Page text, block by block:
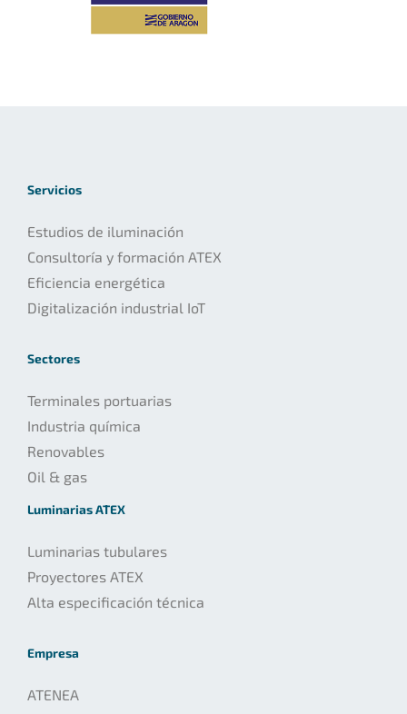
Servicios
Estudios de iluminación
Consultoría y formación ATEX
Eficiencia energética
Digitalización industrial IoT
Sectores
Terminales portuarias
Industria química
Renovables
Oil & gas
Luminarias ATEX
Luminarias tubulares
Proyectores ATEX
Alta especificación técnica
Empresa
ATENEA